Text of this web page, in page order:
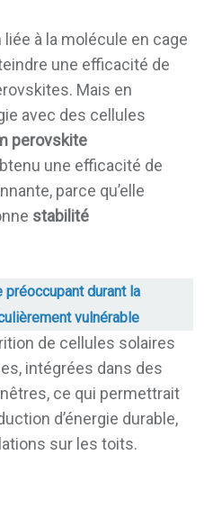
à la molécule en cage
une efficacité de
Mais en
avec des cellules
perovskite
une efficacité de
parce qu’elle
stabilité
préoccupant durant la
vulnérable
de cellules solaires
intégrées dans des
ce qui permettrait
d’énergie durable,
sur les toits.